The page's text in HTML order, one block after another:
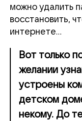
можно удалить
восстановить,
интернете…
Вот только
желании
устроены
детском
некому. До